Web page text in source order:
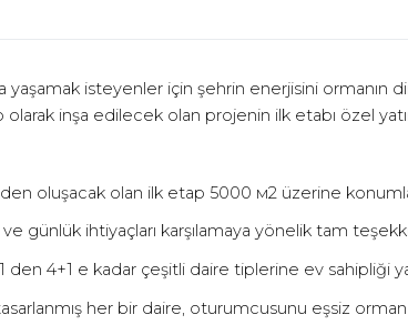
yaşamak isteyenler için şehrin enerjisini ormanın
olarak inşa edilecek olan projenin ilk etabı özel
oluşacak olan ilk etap 5000 м2 üzerine
ve günlük ihtiyaçları karşılamaya yönelik tam teş
den 4+1 e kadar çeşitli daire tiplerine ev sahipliği
ş her bir daire, oturumcusunu eşsiz